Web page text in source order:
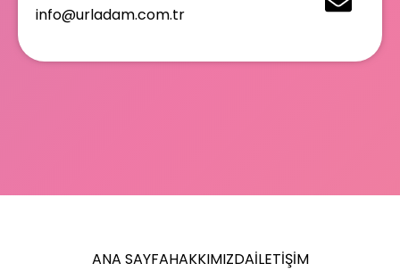
info@urladam.com.tr
ANA SAYFAHAKKIMIZDAİLETIŞIM